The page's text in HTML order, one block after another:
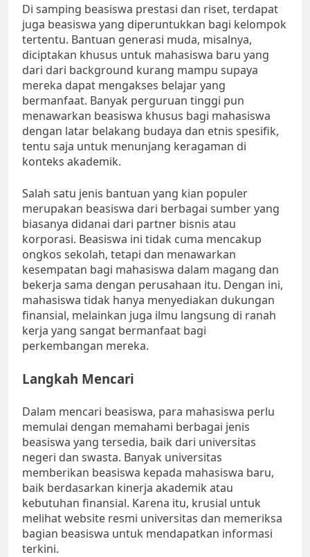
Di samping beasiswa prestasi dan riset, terdapat
juga beasiswa yang diperuntukkan bagi kelompok
tertentu. Bantuan generasi muda, misalnya,
diciptakan khusus untuk mahasiswa baru yang
dari dari background kurang mampu supaya
mereka dapat mengakses belajar yang
bermanfaat. Banyak perguruan tinggi pun
menawarkan beasiswa khusus bagi mahasiswa
dengan latar belakang budaya dan etnis spesifik,
tentu saja untuk menunjang keragaman di
konteks akademik.
Salah satu jenis bantuan yang kian populer
merupakan beasiswa dari berbagai sumber yang
biasanya didanai dari partner bisnis atau
korporasi. Beasiswa ini tidak cuma mencakup
ongkos sekolah, tetapi dan menawarkan
kesempatan bagi mahasiswa dalam magang dan
bekerja sama dengan perusahaan itu. Dengan ini,
mahasiswa tidak hanya menyediakan dukungan
finansial, melainkan juga ilmu langsung di ranah
kerja yang sangat bermanfaat bagi
perkembangan mereka.
Langkah Mencari
Dalam mencari beasiswa, para mahasiswa perlu
memulai dengan memahami berbagai jenis
beasiswa yang tersedia, baik dari universitas
negeri dan swasta. Banyak universitas
memberikan beasiswa kepada mahasiswa baru,
baik berdasarkan kinerja akademik atau
kebutuhan finansial. Karena itu, krusial untuk
melihat website resmi universitas dan memeriksa
bagian beasiswa untuk mendapatkan informasi
terkini.